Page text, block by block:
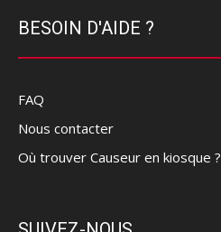
BESOIN D'AIDE ?
FAQ
Nous contacter
Où trouver Causeur en kiosque ?